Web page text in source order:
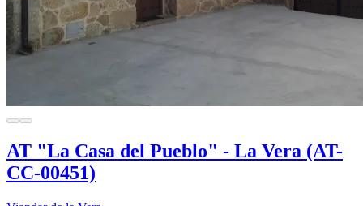
AT "La Casa del Pueblo" - La Vera (AT-
CC-00451)